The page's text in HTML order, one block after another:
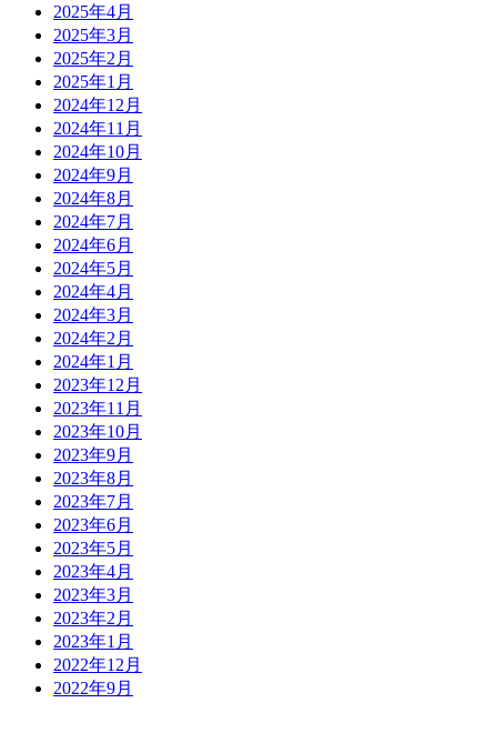
2025年4月
2025年3月
2025年2月
2025年1月
2024年12月
2024年11月
2024年10月
2024年9月
2024年8月
2024年7月
2024年6月
2024年5月
2024年4月
2024年3月
2024年2月
2024年1月
2023年12月
2023年11月
2023年10月
2023年9月
2023年8月
2023年7月
2023年6月
2023年5月
2023年4月
2023年3月
2023年2月
2023年1月
2022年12月
2022年9月